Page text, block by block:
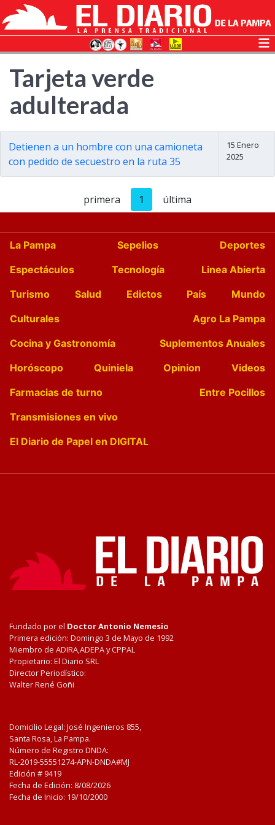
Tarjeta verde
adulterada
Detienen a un hombre con una camioneta
con pedido de secuestro en la ruta 35
15 Enero
2025
primera 1 última
La Pampa Sepelios
Deportes
Espectáculos
Tecnología
Linea Abierta
Turismo
Salud Edictos País
Mundo
Culturales
Agro La Pampa
Cocina y Gastronomía
Suplementos Anuales
Horóscopo
Quiniela Opinion
Videos
Farmacias de turno
Entre Pocillos
Transmisiones en vivo
El Diario de Papel en DIGITAL
Fundado por el Doctor Antonio Nemesio
Primera edición: Domingo 3 de Mayo de 1992
Miembro de ADIRA,ADEPA y CPPAL
Propietario: El Diario SRL
Director Periodístico:
Walter René Goñi
Domicilio Legal: José Ingenieros 855,
Santa Rosa, La Pampa.
Número de Registro DNDA:
RL-2019-55551274-APN-DNDA#MJ
Edición # 9419
Fecha de Edición: 8/08/2026
Fecha de Inicio: 19/10/2000